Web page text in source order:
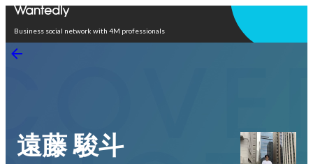
Business social network with 4M professionals
遠藤 駿斗